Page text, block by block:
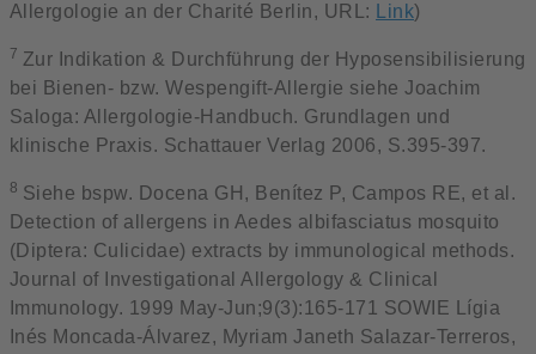
Allergologie an der Charité Berlin, URL:
Link)
7 Zur Indikation & Durchführung der Hyposensibilisierung
bei Bienen- bzw. Wespengift-Allergie siehe Joachim
Saloga: Allergologie-Handbuch. Grundlagen und
klinische Praxis. Schattauer Verlag 2006, S.395-397.
8 Siehe bspw. Docena GH, Benítez P, Campos RE, et al.
Detection of allergens in Aedes albifasciatus mosquito
(Diptera: Culicidae) extracts by immunological methods.
Journal of Investigational Allergology & Clinical
Immunology. 1999 May-Jun;9(3):165-171 SOWIE Lígia
Inés Moncada-Álvarez, Myriam Janeth Salazar-Terreros,